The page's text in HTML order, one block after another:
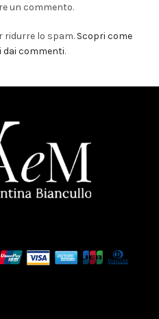
un commento.
ridurre lo spam. Scopri come
dai commenti.